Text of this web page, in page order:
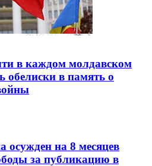
в каждом молдавском
обелиски в память о
осужден на 8 месяцев
за публикацию в